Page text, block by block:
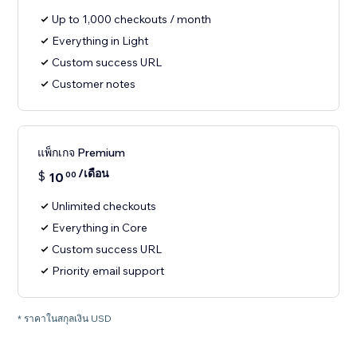
Up to 1,000 checkouts / month
Everything in Light
Custom success URL
Customer notes
แพ็กเกจ Premium
$ 10 00 /เดือน
Unlimited checkouts
Everything in Core
Custom success URL
Priority email support
* ราคาในสกุลเงิน USD